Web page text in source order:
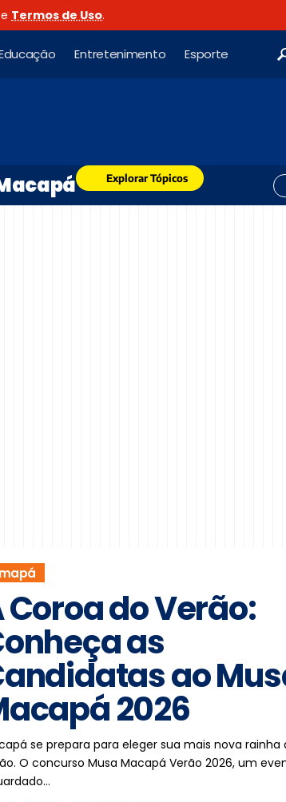
e Termos de Uso.
Entretenimento Esporte
Explorar Tópicos
Coroa do Verão:
as
ao
2026
se prepara para eleger sua mais nova rainha
O concurso Musa Macapá Verão 2026, um